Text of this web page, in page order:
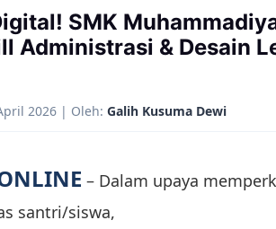
SMK
Administrasi & Desain
2026 | Oleh: Galih Kusuma Dewi
– Dalam upaya
santri/siswa,